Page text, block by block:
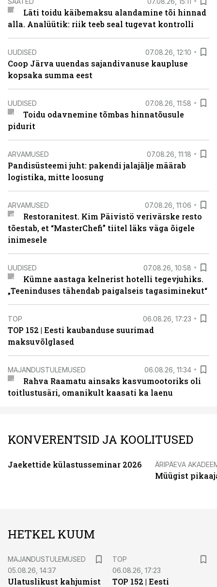
Läti toidu käibemaksu alandamine tõi hinnad
alla. Analüütik: riik teeb seal tugevat kontrolli
UUDISED 07.08.26, 12:10
Coop Järva uuendas sajandivanuse kaupluse
kopsaka summa eest
UUDISED 07.08.26, 11:58
Toidu odavnemine tõmbas hinnatõusule
pidurit
ARVAMUSED 07.08.26, 11:18
Pandisüsteemi juht: pakendi jalajälje määrab
logistika, mitte loosung
ARVAMUSED 07.08.26, 11:06
Restoranitest. Kim Päivistö verivärske resto
tõestab, et “MasterChefi” tiitel läks väga õigele
inimesele
UUDISED 07.08.26, 10:58
Kümne aastaga kelnerist hotelli tegevjuhiks.
„Teeninduses tähendab paigalseis tagasiminekut“
TOP 06.08.26, 17:23
TOP 152 | Eesti kaubanduse suurimad
maksuvõlglased
MAJANDUSTULEMUSED 06.08.26, 11:34
Rahva Raamatu ainsaks kasvumootoriks oli
toitlustusäri, omanikult kaasati ka laenu
KONVERENTSID JA KOOLITUSED
Jaekettide külastusseminar 2026 ÄRIPÄEVA
Müügist
HETKEL KUUM
MAJANDUSTULEMUSED
05.08.26, 14:37
Ulatuslikust kahjumist
TOP
06.08.26, 17:23
TOP 152 | Eesti